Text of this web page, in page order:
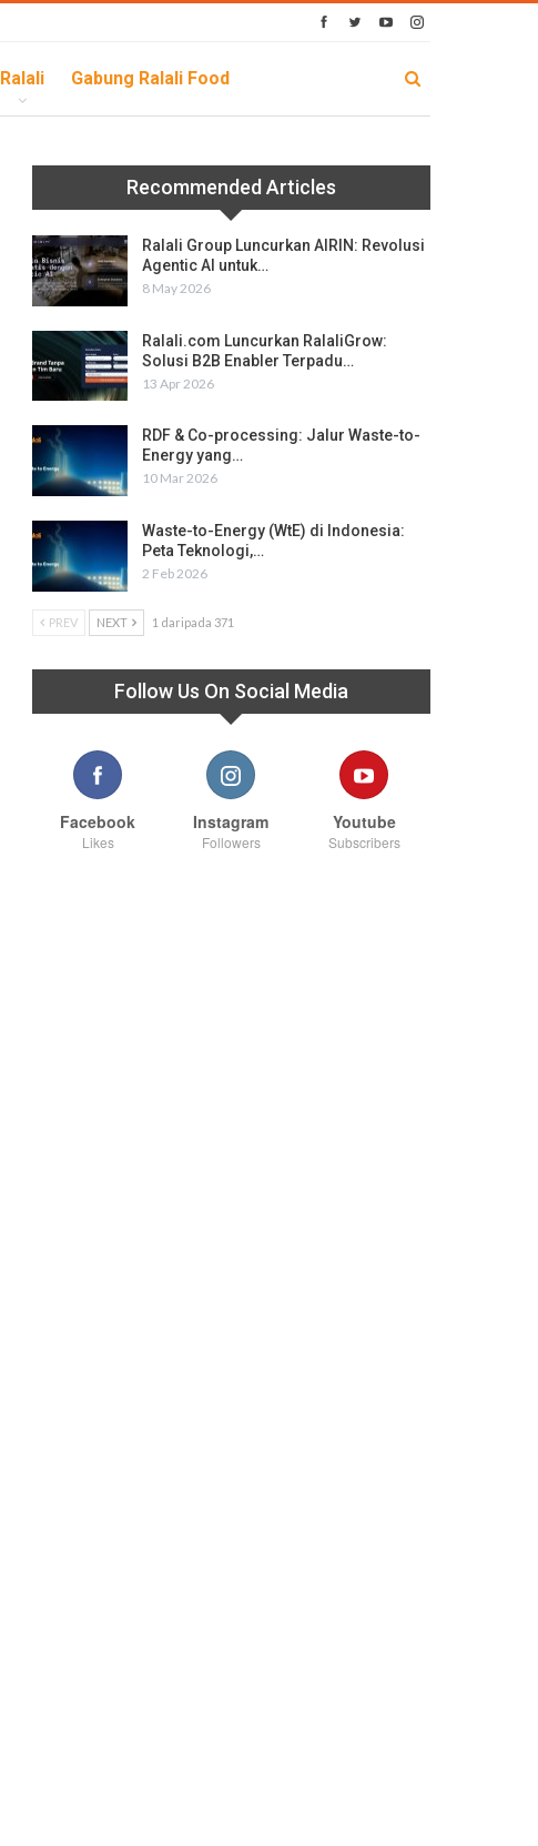
Ralali Gabung Ralali Food
Recommended Articles
Ralali Group Luncurkan AIRIN: Revolusi
Agentic AI untuk…
8 May 2026
Ralali.com Luncurkan RalaliGrow:
Solusi B2B Enabler Terpadu…
13 Apr 2026
RDF & Co-processing: Jalur Waste-to-
Energy yang…
10 Mar 2026
Waste-to-Energy (WtE) di Indonesia:
Peta Teknologi,…
2 Feb 2026
PREV NEXT 1 daripada 371
Follow Us On Social Media
Facebook
Likes
Instagram
Followers
Youtube
Subscribers